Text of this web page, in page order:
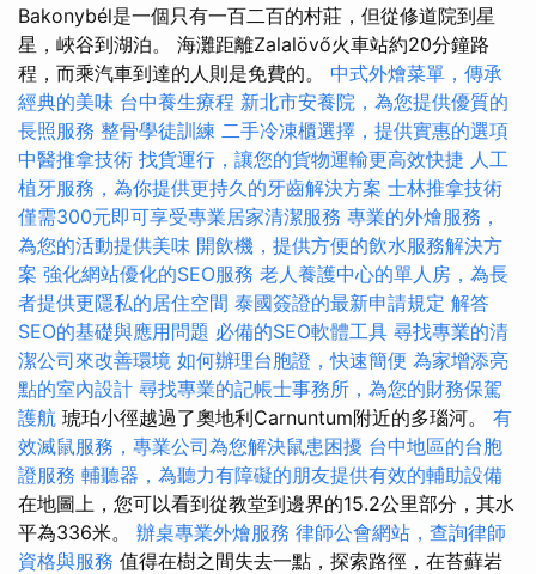
Bakonybél是一個只有一百二百的村莊，但從修道院到星
星，峽谷到湖泊。 海灘距離Zalalövő火車站約20分鐘路
程，而乘汽車到達的人則是免費的。 中式外燴菜單，傳承
經典的美味 台中養生療程 新北市安養院，為您提供優質的
長照服務 整骨學徒訓練 二手冷凍櫃選擇，提供實惠的選項
中醫推拿技術 找貨運行，讓您的貨物運輸更高效快捷 人工
植牙服務，為你提供更持久的牙齒解決方案 士林推拿技術
僅需300元即可享受專業居家清潔服務 專業的外燴服務，
為您的活動提供美味 開飲機，提供方便的飲水服務解決方
案 強化網站優化的SEO服務 老人養護中心的單人房，為長
者提供更隱私的居住空間 泰國簽證的最新申請規定 解答
SEO的基礎與應用問題 必備的SEO軟體工具 尋找專業的清
潔公司來改善環境 如何辦理台胞證，快速簡便 為家增添亮
點的室內設計 尋找專業的記帳士事務所，為您的財務保駕
護航 琥珀小徑越過了奧地利Carnuntum附近的多瑙河。 有
效滅鼠服務，專業公司為您解決鼠患困擾 台中地區的台胞
證服務 輔聽器，為聽力有障礙的朋友提供有效的輔助設備
在地圖上，您可以看到從教堂到邊界的15.2公里部分，其水
平為336米。 辦桌專業外燴服務 律師公會網站，查詢律師
資格與服務 值得在樹之間失去一點，探索路徑，在苔蘚岩